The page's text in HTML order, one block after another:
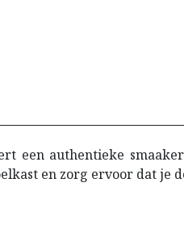
een authentieke
en zorg ervoor dat je